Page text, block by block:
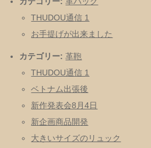
THUDOU通信 1
お手提げが出来ました
カテゴリー: 革鞄
THUDOU通信 1
ベトナム出張後
新作発表会8月4日
新企画商品開発
大きいサイズのリュック